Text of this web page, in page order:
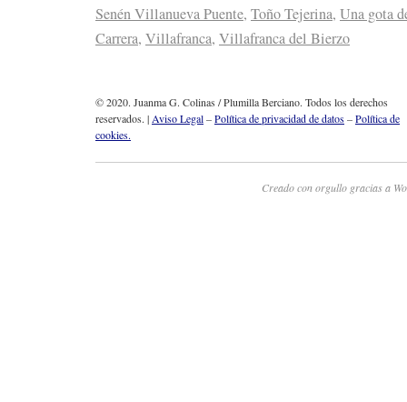
Senén Villanueva Puente, Toño Tejerina, Una gota
Carrera, Villafranca, Villafranca del Bierzo
© 2020. Juanma G. Colinas / Plumilla Berciano. Todos los derechos
reservados. |Aviso Legal–Política de privacidad de datos–Política de
cookies.
Creado con orgullo gracias a